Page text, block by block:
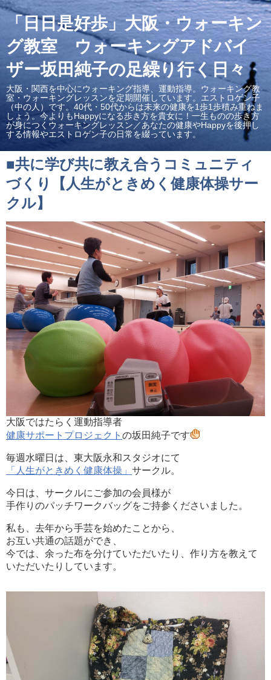
「日日是好歩」大阪・ウォーキン
グ教室 ウォーキングアドバイ
ザー坂田純子の足繰り行く日々
大阪・関西を中心にウォーキング指導、運動指導。ウォーキング教
室・ウォーキングレッスンを定期開催しています。エストロゲン子
（中の人）です。40代・50代からは未来の健康を1歩1歩積み重ねま
しょう。今よりもHappyになる歩き方を貴女に！一生ものの歩き方
が身につくウォーキングレッスン／あなたの健康やHappyを後押し
する情報やエストロゲン子の日常を綴っています。
■共に学び共に教え合うコミュニティ
づくり【人生がときめく健康体操サー
クル】
大阪ではたらく運動指導者
健康サポートプロジェクト の坂田純子です
毎週水曜日は、東大阪永和スタジオにて
「人生がときめく健康体操」 サークル。
今日は、サークルにご参加の会員様が
手作りのパッチワークバッグをご持参くださいました。
私も、去年から手芸を始めたことから、
お互い共通の話題ができ、
今では、余った布を分けていただいたり、作り方を教えて
いただいたりしています。